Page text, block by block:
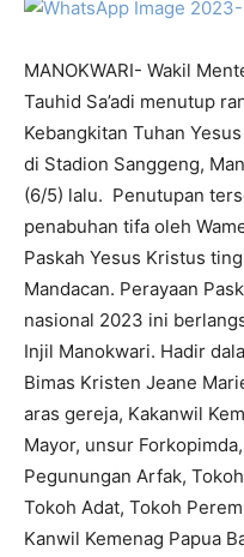
MANOKWARI- Wakil
Tauhid Sa’adi menutup
Kebangkitan Tuhan
di Stadion Sanggeng,
(6/5) lalu. Penutupan
penabuhan tifa oleh
Paskah Yesus Kristus
Mandacan. Perayaan
nasional 2023 ini
Injil Manokwari. Hadir
Bimas Kristen Jeane
aras gereja, Kakanwil
Mayor, unsur
Pegunungan Arfak,
Tokoh Adat, Tokoh
Kanwil Kemenag Papua